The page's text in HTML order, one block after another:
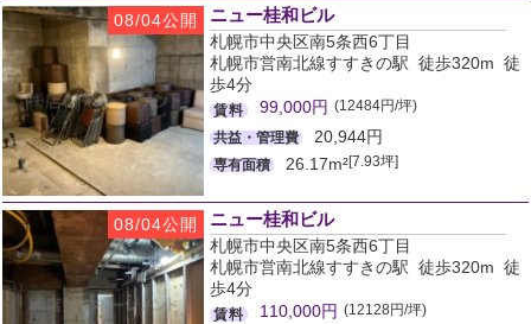
08/04公開 ニュー桂和ビル
札幌市中央区南5条西6丁目
札幌市営南北線すすきの駅 徒歩320m 徒
歩4分
賃料 99,000円 (12484円/坪)
共益・管理費
20,944円
専有面積 26.17m²[7.93坪]
08/04公開 ニュー桂和ビル
札幌市中央区南5条西6丁目
札幌市営南北線すすきの駅 徒歩320m 徒
歩4分
賃料 110,000円 (12128円/坪)